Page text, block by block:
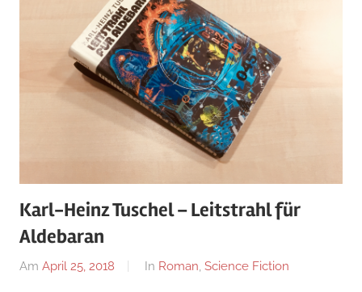
Karl-Heinz Tuschel – Leitstrahl für
Aldebaran
Am April 25, 2018
Von
In Roman, Science Fiction